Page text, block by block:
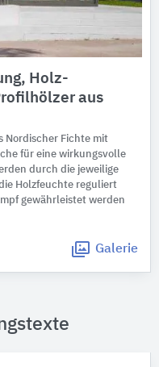
Holz-
aus
Nordischer Fichte mit
für eine wirkungsvolle
durch die jeweilige
Holzfeuchte reguliert
gewährleistet werden
Galerie